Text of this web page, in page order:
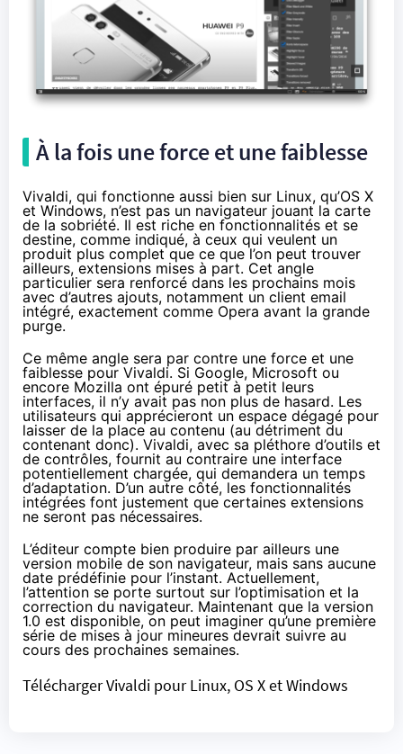
À la fois une force et une faiblesse
Vivaldi, qui fonctionne aussi bien sur Linux, qu’OS X
et Windows, n’est pas un navigateur jouant la carte
de la sobriété. Il est riche en fonctionnalités et se
destine, comme indiqué, à ceux qui veulent un
produit plus complet que ce que l’on peut trouver
ailleurs, extensions mises à part. Cet angle
particulier sera renforcé dans les prochains mois
avec d’autres ajouts, notamment un client email
intégré, exactement comme Opera avant la grande
purge.
Ce même angle sera par contre une force et une
faiblesse pour Vivaldi. Si Google, Microsoft ou
encore Mozilla ont épuré petit à petit leurs
interfaces, il n’y avait pas non plus de hasard. Les
utilisateurs qui apprécieront un espace dégagé pour
laisser de la place au contenu (au détriment du
contenant donc). Vivaldi, avec sa pléthore d’outils et
de contrôles, fournit au contraire une interface
potentiellement chargée, qui demandera un temps
d’adaptation. D’un autre côté, les fonctionnalités
intégrées font justement que certaines extensions
ne seront pas nécessaires.
L’éditeur compte bien produire par ailleurs une
version mobile de son navigateur, mais sans aucune
date prédéfinie pour l’instant. Actuellement,
l’attention se porte surtout sur l’optimisation et la
correction du navigateur. Maintenant que la version
1.0 est disponible, on peut imaginer qu’une première
série de mises à jour mineures devrait suivre au
cours des prochaines semaines.
Télécharger Vivaldi pour Linux, OS X et Windows